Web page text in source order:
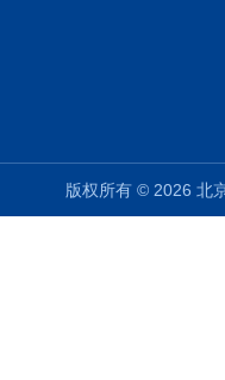
版权所有 © 2026